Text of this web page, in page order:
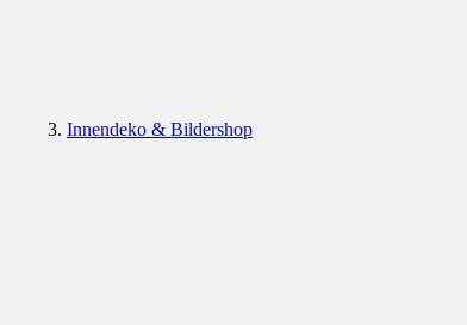
Innendeko & Bildershop